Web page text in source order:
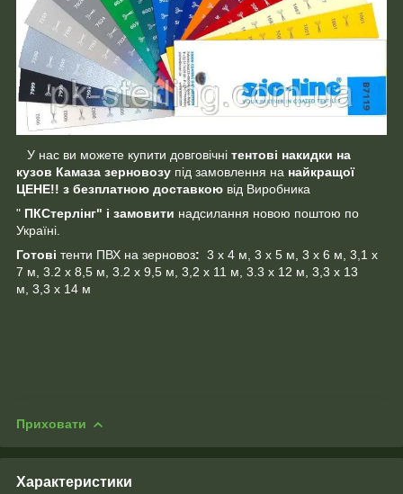
У нас ви можете купити довговічні тентові накидки на
кузов Камаза зерновозу під замовлення на найкращої
ЦЕНЕ!! з безплатною доставкою від Виробника
" ПКСтерлінг" і замовити надсилання новою поштою по
Україні.
Готові тенти ПВХ на зерновоз: 3 х 4 м, 3 х 5 м, 3 х 6 м, 3,1 х
7 м, 3.2 х 8,5 м, 3.2 х 9,5 м, 3,2 х 11 м, 3.3 х 12 м, 3,3 х 13
м, 3,3 х 14 м
Приховати
Характеристики